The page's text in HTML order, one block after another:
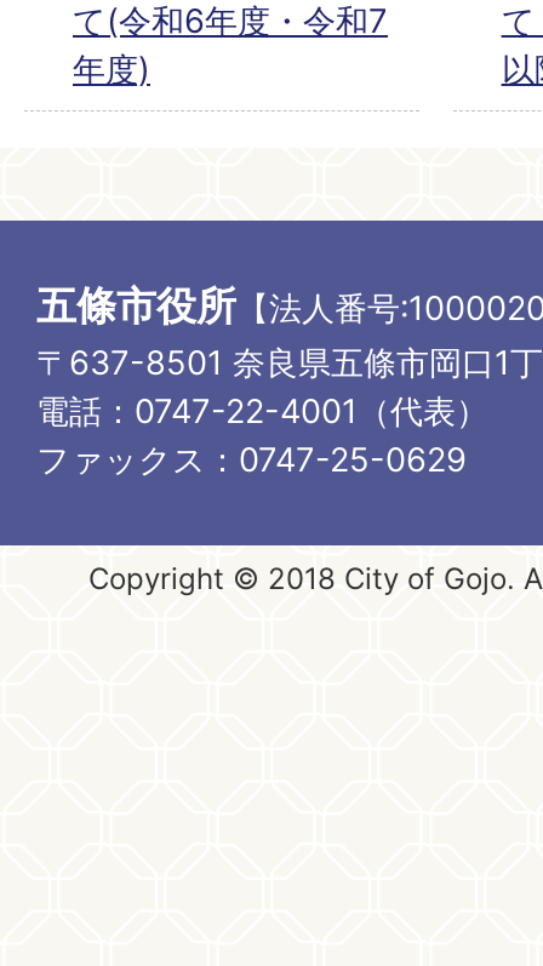
て(令和6年度・令和7
年度)
五條市役所 【法人番号
〒637-8501 奈良県五條市岡口1
電話：0747-22-4001（代表）
ファックス：0747-25-0629
Copyright © 2018 City of Gojo.